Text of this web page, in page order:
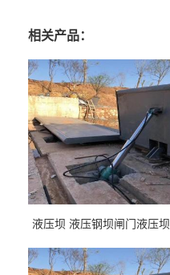
相关产品：
液压坝 液压钢坝闸门液压坝